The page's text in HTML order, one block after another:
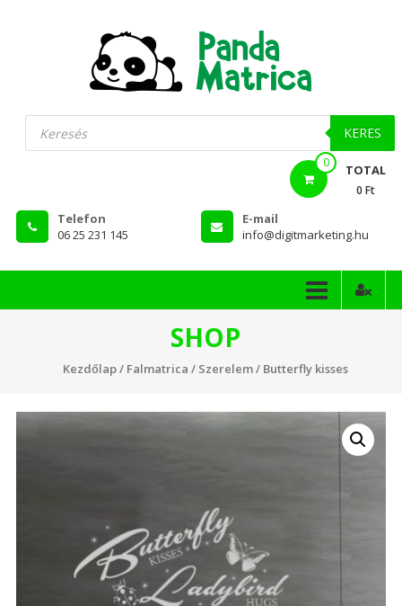
PandaMatrica
falmatrica
Products
search KERES
0 TOTAL
0 Ft
Telefon
06 25 231 145
E-mail
info@digitmarketing.hu
SHOP
Kezdőlap/ Falmatrica / Szerelem/ Butterfly kisses